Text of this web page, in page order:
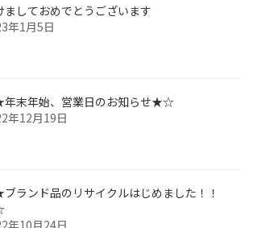
ましておめでとうございます
年1月5日
末年始、営業日のお知らせ★☆
年12月19日
ランド品のリサイクルはじめました！！